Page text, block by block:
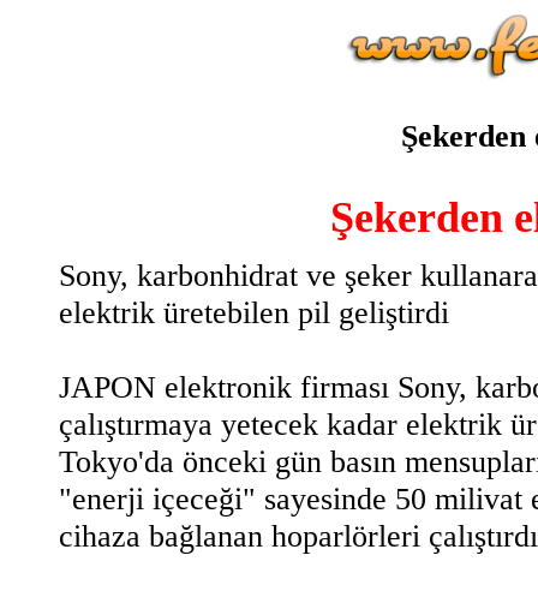
Şekerden
Sony, karbonhidrat ve şeker
elektrik üretebilen pil geliştirdi
JAPON elektronik firması Sony,
çalıştırmaya yetecek kadar elektrik
Tokyo'da önceki gün basın
"enerji içeceği" sayesinde 50
cihaza bağlanan hoparlörleri